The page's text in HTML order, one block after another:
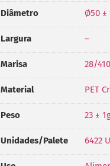
Diâmetro Ø50 ±
Largura –
Marisa 28/410
Material PET
Peso 23 ±
Unidades/Palete 6422